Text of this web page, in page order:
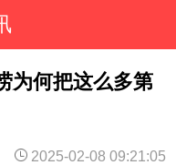
为何把这么多第
2025-02-08 09:21:05